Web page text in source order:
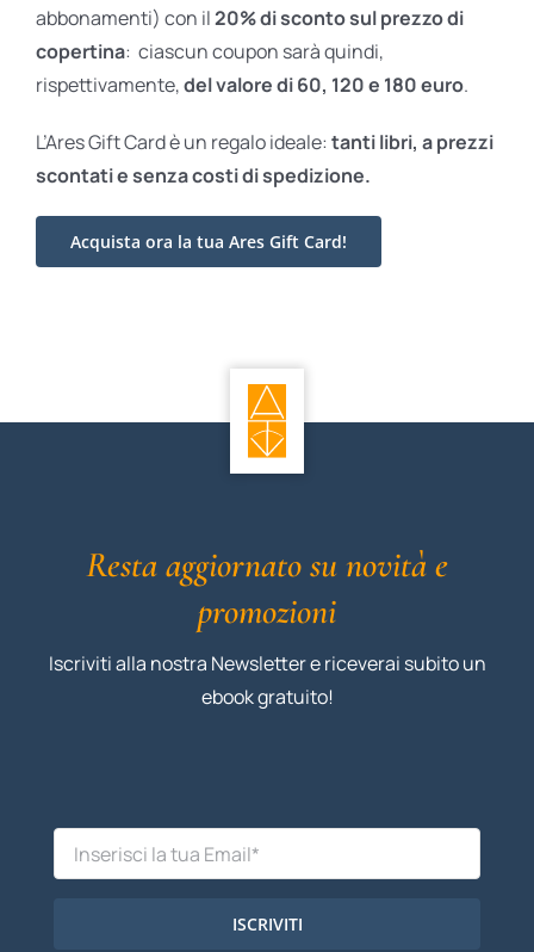
abbonamenti) con il20% di sconto sul prezzo di
copertina: ciascun coupon sarà quindi,
rispettivamente,del valore di 60, 120 e 180 euro.
L’Ares Gift Card è un regalo ideale: tanti libri, a prezzi
scontati esenza costi di spedizione.
Acquista ora la tua Ares Gift Card!
Resta aggiornato su novità e
promozioni
Iscriviti alla nostra Newsletter e riceverai subito un
ebook gratuito!
ISCRIVITI